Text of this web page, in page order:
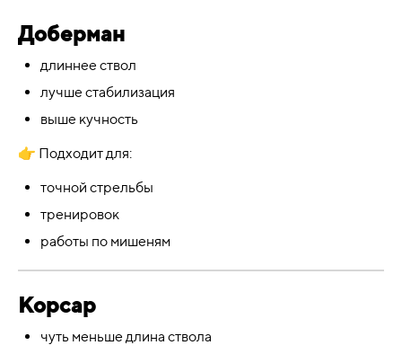
Доберман
длиннее ствол
лучше стабилизация
выше кучность
👉 Подходит для:
точной стрельбы
тренировок
работы по мишеням
Корсар
чуть меньше длина ствола